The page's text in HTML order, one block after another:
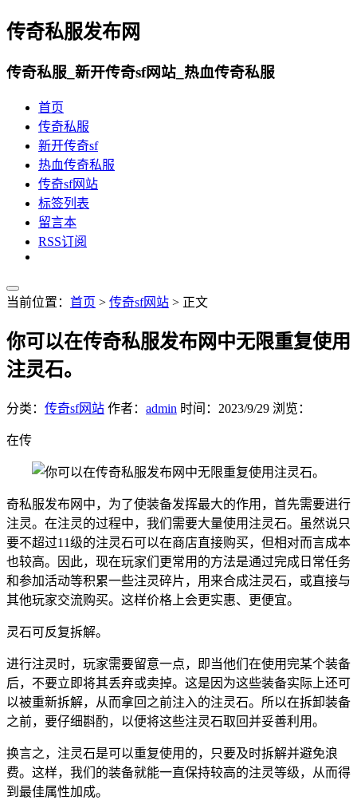
传奇私服发布网
传奇私服_新开传奇sf网站_热血传奇私服
首页
传奇私服
新开传奇sf
热血传奇私服
传奇sf网站
标签列表
留言本
RSS订阅
当前位置： 首页 > 传奇sf网站 > 正文
你可以在传奇私服发布网中无限重复使用
注灵石。
分类： 传奇sf网站 作者： admin 时间： 2023/9/29 浏览：
在传
奇私服发布网中，为了使装备发挥最大的作用，首先需要进行
注灵。在注灵的过程中，我们需要大量使用注灵石。虽然说只
要不超过11级的注灵石可以在商店直接购买，但相对而言成本
也较高。因此，现在玩家们更常用的方法是通过完成日常任务
和参加活动等积累一些注灵碎片，用来合成注灵石，或直接与
其他玩家交流购买。这样价格上会更实惠、更便宜。
灵石可反复拆解。
进行注灵时，玩家需要留意一点，即当他们在使用完某个装备
后，不要立即将其丢弃或卖掉。这是因为这些装备实际上还可
以被重新拆解，从而拿回之前注入的注灵石。所以在拆卸装备
之前，要仔细斟酌，以便将这些注灵石取回并妥善利用。
换言之，注灵石是可以重复使用的，只要及时拆解并避免浪
费。这样，我们的装备就能一直保持较高的注灵等级，从而得
到最佳属性加成。